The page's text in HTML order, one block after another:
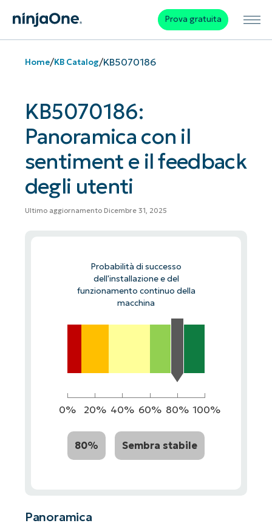
Prova gratuita
Home/KB Catalog/KB5070186
KB5070186:
Panoramica con il
sentiment e il feedback
degli utenti
Ultimo aggiornamento Dicembre 31, 2025
Probabilità di successo
dell'installazione e del
funzionamento continuo della
macchina
0% 20% 40% 60% 80% 100%
80% Sembra stabile
Panoramica